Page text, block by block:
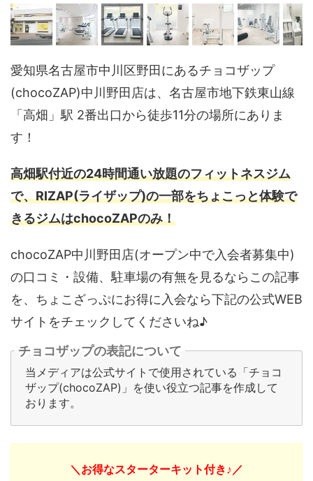
愛知県名古屋市中川区野田にあるチョコザップ
(chocoZAP)中川野田店は、名古屋市地下鉄東山線
「高畑」駅 2番出口から徒歩11分の場所にありま
す！
高畑駅付近の24時間通い放題のフィットネスジム
で、RIZAP(ライザップ)の一部をちょこっと体験で
きるジムはchocoZAPのみ！
chocoZAP中川野田店(オープン中で入会者募集中)
の口コミ・設備、駐車場の有無を見るならこの記事
を、ちょこざっぷにお得に入会なら下記の公式WEB
サイトをチェックしてくださいね♪
チョコザップの表記について
当メディアは公式サイトで使用されている「チョコ
ザップ(chocoZAP)」を使い役立つ記事を作成して
おります。
＼お得なスターターキット付き♪／